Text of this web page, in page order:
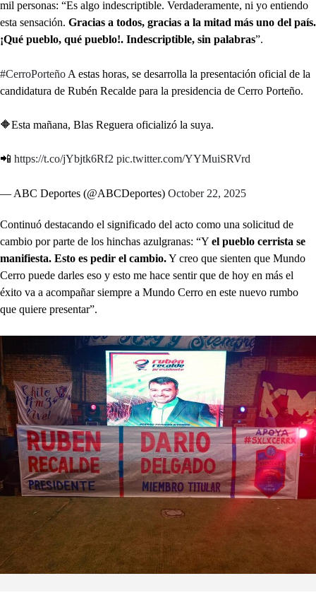
mil personas: “Es algo indescriptible. Verdaderamente, ni yo entiendo
esta sensación. Gracias a todos, gracias a la mitad más uno del país.
¡Qué pueblo, qué pueblo!. Indescriptible, sin palabras”.
#CerroPorteño A estas horas, se desarrolla la presentación oficial de la
candidatura de Rubén Recalde para la presidencia de Cerro Porteño.
🔶Esta mañana, Blas Reguera oficializó la suya.
📲 https://t.co/jYbjtk6Rf2 pic.twitter.com/YYMuiSRVrd
— ABC Deportes (@ABCDeportes) October 22, 2025
Continuó destacando el significado del acto como una solicitud de
cambio por parte de los hinchas azulgranas: “Y el pueblo cerrista se
manifiesta. Esto es pedir el cambio.Y creo que sienten que Mundo
Cerro puede darles eso y esto me hace sentir que de hoy en más el
éxito va a acompañar siempre a Mundo Cerro en este nuevo rumbo
que quiere presentar”.